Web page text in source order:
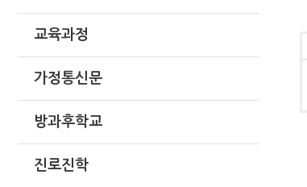
교육과정
가정통신문
방과후학교
진로진학